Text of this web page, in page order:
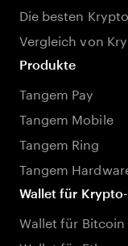
Die besten
Vergleich von
Produkte
Tangem Pay
Tangem Mobile
Tangem Ring
Tangem
Wallet für
Wallet für Bitcoin